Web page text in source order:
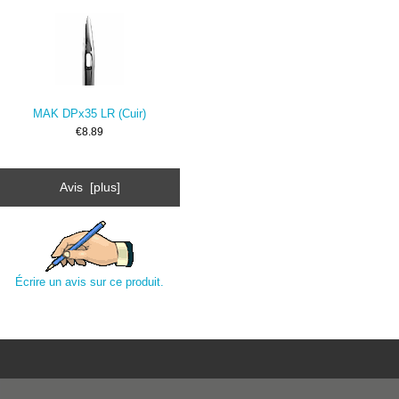
MAK DPx35 LR (Cuir)
€8.89
Avis [plus]
Écrire un avis sur ce produit.